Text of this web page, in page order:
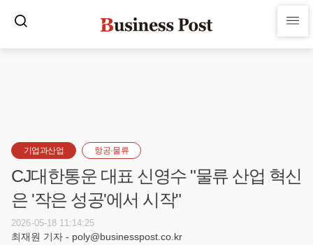
기업과산업 항공·물류
CJ대한통운 대표 신영수 "물류 산업 혁신
은 '작은 성공'에서 시작"
2026-05-18 11:14:25
최재원 기자 - poly@businesspost.co.kr